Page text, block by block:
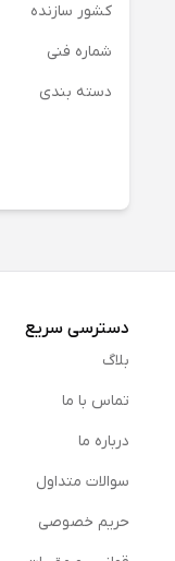
کشور سازنده
شماره فنی
دسته بندی
دسترسی سریع
بلاگ
تماس با ما
درباره ما
سوالات متداول
حریم خصوصی